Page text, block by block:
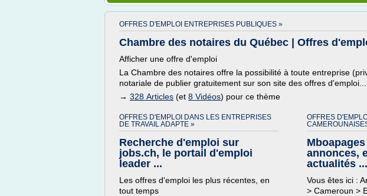
OFFRES D'EMPLOI ENTREPRISES PUBLIQUES »
Chambre des notaires du Québec | Offres
Afficher une offre d'emploi
La Chambre des notaires offre la possibilité à toute entreprise
notariale de publier gratuitement sur son site des offres d'emploi...
→ 328 Articles (et 8 Vidéos) pour ce thème
OFFRES D'EMPLOI DANS LES ENTREPRISES
DE TRAVAIL ADAPTE »
Recherche d'emploi sur
jobs.ch, le portail d'emploi
leader ...
Les offres d'emploi les plus récentes, en
tout temps
OFFRES
annonces,
actualités ...
Vous êtes ici :
> Cameroun >